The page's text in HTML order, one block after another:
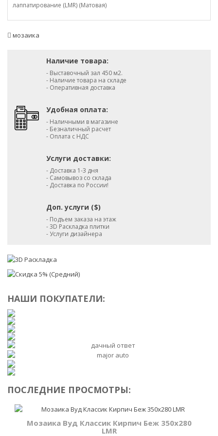
лаппатирование (LMR) (Матовая)
мозаика
Наличие товара:
- Выставочный зал 450 м2.
- Наличие товара на складе
- Оперативная доставка
Удобная оплата:
- Наличными в магазине
- Безналичный расчет
- Оплата с НДС
Услуги доставки:
- Доставка 1-3 дня
- Самовывоз со склада
- Доставка по России!
Доп. услуги ($)
- Подъем заказа на этаж
- 3D Раскладка плитки
- Услуги дизайнера
НАШИ ПОКУПАТЕЛИ:
ПОСЛЕДНИЕ ПРОСМОТРЫ:
Мозаика Вуд Классик Кирпич Беж 350х280
LMR